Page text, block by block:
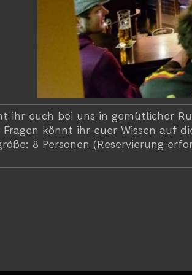
ihr euch bei uns in gemütlicher
Fragen könnt ihr euer Wissen auf
8 Personen (Reservierung